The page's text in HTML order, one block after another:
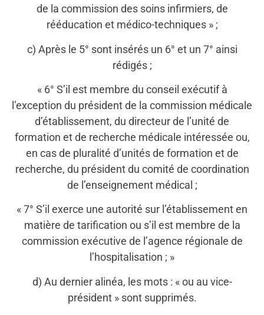
de la commission des soins infirmiers, de
rééducation et médico-techniques » ;
c) Après le 5° sont insérés un 6° et un 7° ainsi
rédigés ;
« 6° S’il est membre du conseil exécutif à
l’exception du président de la commission médicale
d’établissement, du directeur de l’unité de
formation et de recherche médicale intéressée ou,
en cas de pluralité d’unités de formation et de
recherche, du président du comité de coordination
de l’enseignement médical ;
« 7° S’il exerce une autorité sur l’établissement en
matière de tarification ou s’il est membre de la
commission exécutive de l’agence régionale de
l’hospitalisation ; »
d) Au dernier alinéa, les mots : « ou au vice-
président » sont supprimés.